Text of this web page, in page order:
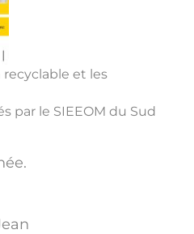
et les
par le SIEEOM du Sud